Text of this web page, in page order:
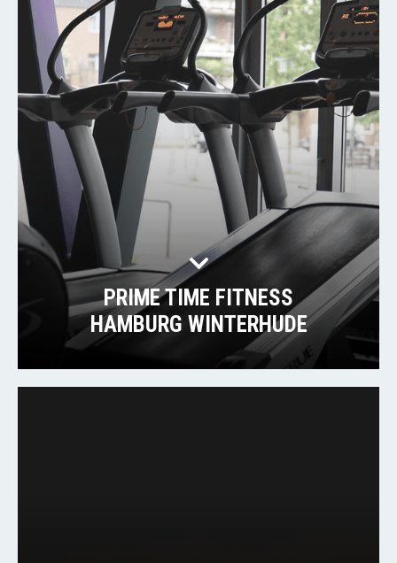
PRIME TIME FITNESS
HAMBURG WINTERHUDE